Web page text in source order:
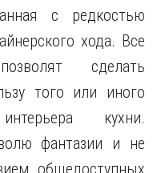
с редкостью
хода. Все
сделать
того или иного
кухни.
фантазии и не
общедоступных